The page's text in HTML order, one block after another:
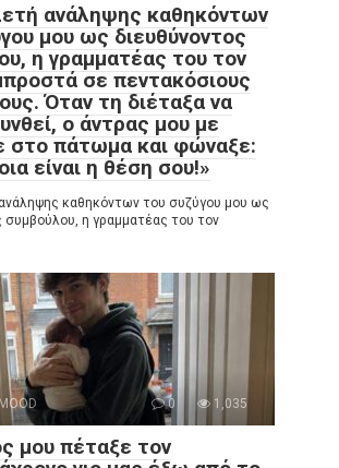
ανάληψης καθηκόντων
μου ως διευθύνοντος
η γραμματέας του τον
σε πεντακόσιους
Όταν τη διέταξα να
ο άντρας μου με
στο πάτωμα και φώναξε:
είναι η θέση σου!»
καθηκόντων του συζύγου μου ως
συμβούλου, η γραμματέας του τον
0 1,035
μου πέταξε τον